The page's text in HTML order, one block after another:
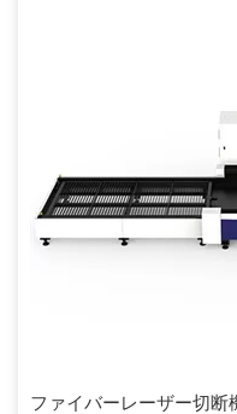
ファイバーレーザー切断